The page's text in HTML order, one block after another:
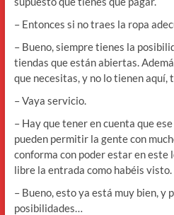
– Entonces si no traes la ropa
– Bueno, siempre tienes la
tiendas que están abiertas.
que necesitas, y no lo tienen aquí,
– Vaya servicio.
– Hay que tener en cuenta que
pueden permitir la gente con
conforma con poder estar en este
libre la entrada como habéis visto.
– Bueno, esto ya está muy bien, y
posibilidades…